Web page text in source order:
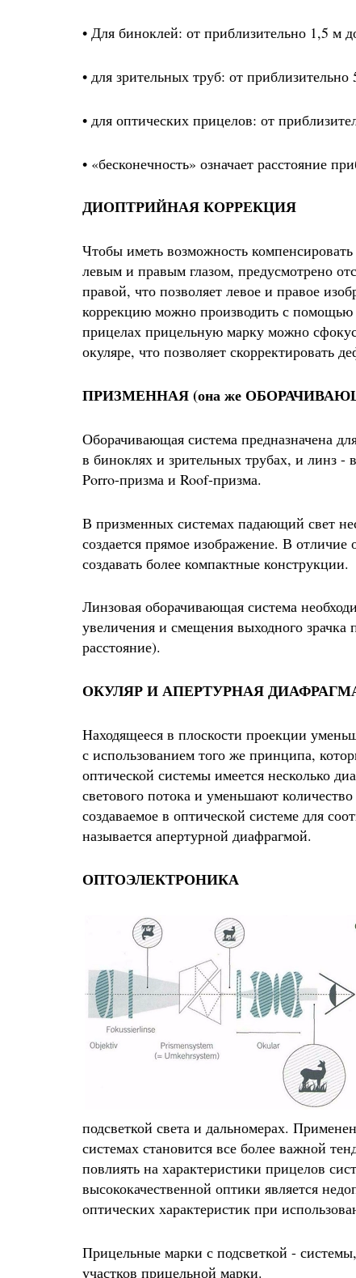
• Для биноклей: от приблизительно 1,5 м
• для зрительных труб: от
• для оптических прицелов: от
• «бесконечность» означает расстояние
ДИОПТРИЙНАЯ КОРРЕКЦИЯ
Чтобы иметь возможность
левым и правым глазом, предусмотрено
правой, что позволяет левое и правое
коррекцию можно производить с
прицелах прицельную марку можно
окуляре, что позволяет скорректировать
ПРИЗМЕННАЯ (она же
Оборачивающая система предназначена
в биноклях и зрительных трубах, и линз
Porro-призма и Roof-призма.
В призменных системах падающий свет
создается прямое изображение. В
создавать более компактные конструкции.
Линзовая оборачивающая система
увеличения и смещения выходного
расстояние).
ОКУЛЯР И АПЕРТУРНАЯ
Находящееся в плоскости проекции
с использованием того же принципа,
оптической системы имеется несколько
светового потока и уменьшают
создаваемое в оптической системе для
называется апертурной диафрагмой.
ОПТОЭЛЕКТРОНИКА
подсветкой света и дальномерах.
системах становится все более важной
повлиять на характеристики прицелов
высококачественной оптики является
оптических характеристик при
Прицельные марки с подсветкой -
участков прицельной марки.